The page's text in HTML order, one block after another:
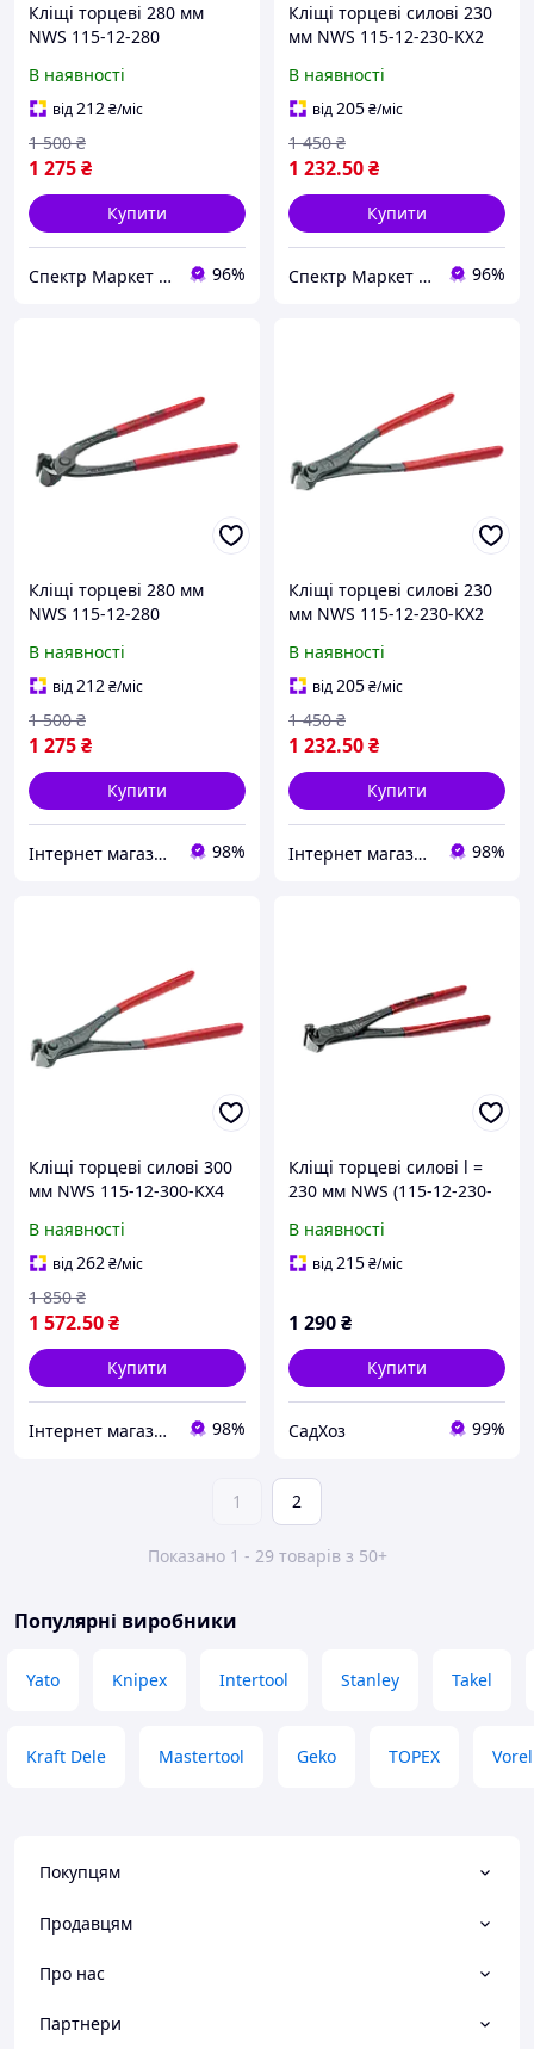
Кліщі торцеві 280 мм
NWS 115-12-280
В наявності
від212₴/міс
1 275₴
1 500 ₴
Купити
Спектр Маркет - професійне обладнання та інструмент 96%
Кліщі торцеві силові 230
мм NWS 115-12-230-KX2
В наявності
від205₴/міс
1 232.50₴
1 450 ₴
Купити
Спектр Маркет - професійне обладнання та інструмент 96%
Кліщі торцеві 280 мм
NWS 115-12-280
В наявності
від212₴/міс
1 275₴
1 500 ₴
Купити
Інтернет магазин обладнання та інструменту "Чупі" 98%
Кліщі торцеві силові 230
мм NWS 115-12-230-KX2
В наявності
від205₴/міс
1 232.50₴
1 450 ₴
Купити
Інтернет магазин обладнання та інструменту "Чупі" 98%
Кліщі торцеві силові 300
мм NWS 115-12-300-KX4
В наявності
від262₴/міс
1 572.50₴
1 850 ₴
Купити
Інтернет магазин обладнання та інструменту "Чупі" 98%
Кліщі торцеві силові l =
230 мм NWS (115-12-230-
В наявності
від215₴/міс
1 290₴
Купити
СадХоз 99%
1 2
Показано 1 - 29 товарів з 50+
Популярні виробники
Yato Knipex Intertool Stanley Takel
Kraft Dele Mastertool Geko TOPEX Vorel
Покупцям
Продавцям
Про нас
Партнери